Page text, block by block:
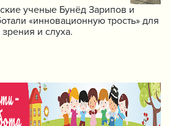
ученые Бунёд Зарипов и
«инновационную трость» для
и слуха.